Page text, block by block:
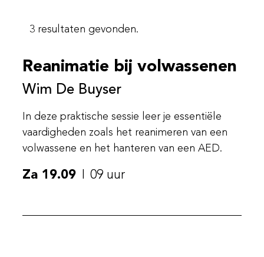
3 resultaten gevonden.
Reanimatie bij volwassenen
Wim De Buyser
In deze praktische sessie leer je essentiële
vaardigheden zoals het reanimeren van een
volwassene en het hanteren van een AED.
Za 19.09 09 uur